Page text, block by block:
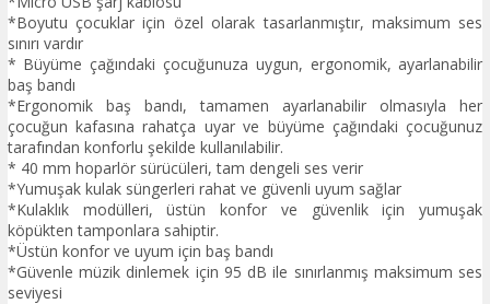
*Boyutu çocuklar için özel olarak tasarlanmıştır, maksimum ses
sınırı vardır
* Büyüme çağındaki çocuğunuza uygun, ergonomik, ayarlanabilir
baş bandı
*Ergonomik baş bandı, tamamen ayarlanabilir olmasıyla her
çocuğun kafasına rahatça uyar ve büyüme çağındaki çocuğunuz
tarafından konforlu şekilde kullanılabilir.
* 40 mm hoparlör sürücüleri, tam dengeli ses verir
*Yumuşak kulak süngerleri rahat ve güvenli uyum sağlar
*Kulaklık modülleri, üstün konfor ve güvenlik için yumuşak
köpükten tamponlara sahiptir.
*Üstün konfor ve uyum için baş bandı
*Güvenle müzik dinlemek için 95 dB ile sınırlanmış maksimum ses
seviyesi